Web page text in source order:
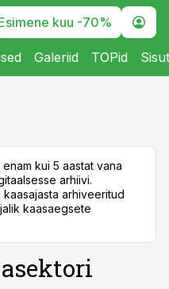
kuu -70%
Galeriid TOPid
kui 5 aastat vana
arhiivi.
arhiveeritud
kaasaegsete